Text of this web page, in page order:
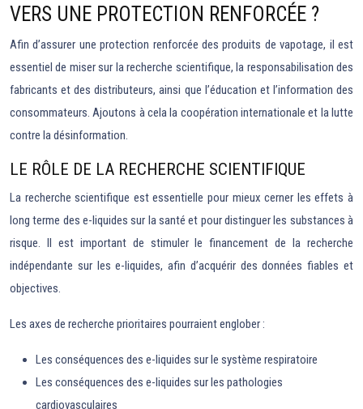
VERS UNE PROTECTION RENFORCÉE ?
Afin d’assurer une protection renforcée des produits de vapotage, il est
essentiel de miser sur la recherche scientifique, la responsabilisation des
fabricants et des distributeurs, ainsi que l’éducation et l’information des
consommateurs. Ajoutons à cela la coopération internationale et la lutte
contre la désinformation.
LE RÔLE DE LA RECHERCHE SCIENTIFIQUE
La recherche scientifique est essentielle pour mieux cerner les effets à
long terme des e-liquides sur la santé et pour distinguer les substances à
risque. Il est important de stimuler le financement de la recherche
indépendante sur les e-liquides, afin d’acquérir des données fiables et
objectives.
Les axes de recherche prioritaires pourraient englober :
Les conséquences des e-liquides sur le système respiratoire
Les conséquences des e-liquides sur les pathologies
cardiovasculaires